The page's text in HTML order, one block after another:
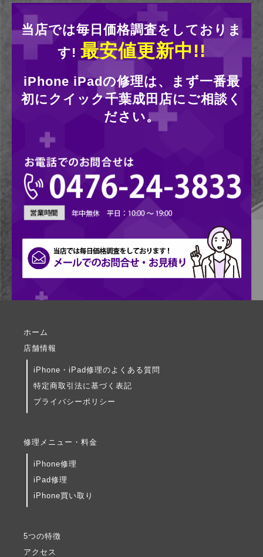
当店では毎日価格調査をしておりま
す! 最安値更新中!!
iPhone iPadの修理は、まず一番最
初にクイック千葉成田店にご相談く
ださい。
ホーム
店舗情報
iPhone・iPad修理のよくある質問
特定商取引法に基づく表記
プライバシーポリシー
修理メニュー・料金
iPhone修理
iPad修理
iPhone買い取り
5つの特徴
アクセス